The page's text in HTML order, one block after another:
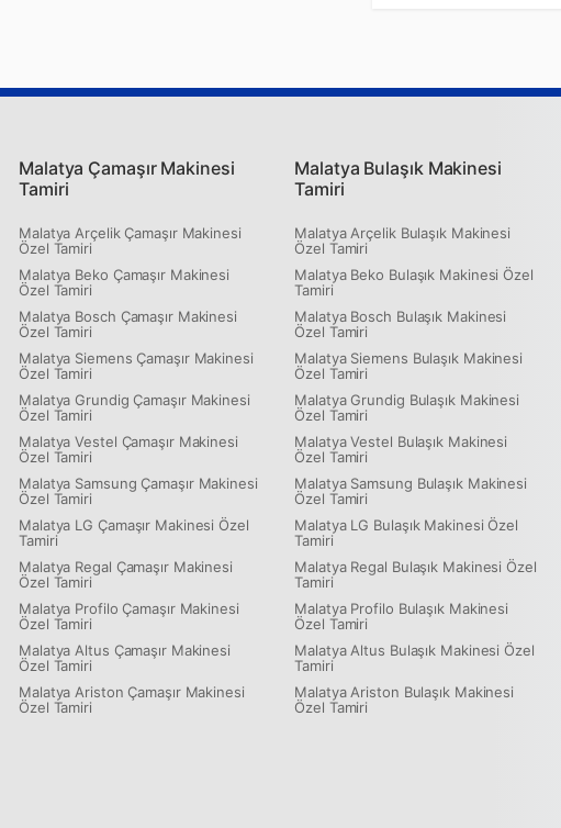
Malatya Çamaşır Makinesi
Tamiri
Malatya Arçelik Çamaşır Makinesi
Özel Tamiri
Malatya Beko Çamaşır Makinesi
Özel Tamiri
Malatya Bosch Çamaşır Makinesi
Özel Tamiri
Malatya Siemens Çamaşır Makinesi
Özel Tamiri
Malatya Grundig Çamaşır Makinesi
Özel Tamiri
Malatya Vestel Çamaşır Makinesi
Özel Tamiri
Malatya Samsung Çamaşır Makinesi
Özel Tamiri
Malatya LG Çamaşır Makinesi Özel
Tamiri
Malatya Regal Çamaşır Makinesi
Özel Tamiri
Malatya Profilo Çamaşır Makinesi
Özel Tamiri
Malatya Altus Çamaşır Makinesi
Özel Tamiri
Malatya Ariston Çamaşır Makinesi
Özel Tamiri
Malatya Bulaşık Makinesi
Tamiri
Malatya Arçelik Bulaşık Makinesi
Özel Tamiri
Malatya Beko Bulaşık Makinesi Özel
Tamiri
Malatya Bosch Bulaşık Makinesi
Özel Tamiri
Malatya Siemens Bulaşık Makinesi
Özel Tamiri
Malatya Grundig Bulaşık Makinesi
Özel Tamiri
Malatya Vestel Bulaşık Makinesi
Özel Tamiri
Malatya Samsung Bulaşık Makinesi
Özel Tamiri
Malatya LG Bulaşık Makinesi Özel
Tamiri
Malatya Regal Bulaşık Makinesi Özel
Tamiri
Malatya Profilo Bulaşık Makinesi
Özel Tamiri
Malatya Altus Bulaşık Makinesi Özel
Tamiri
Malatya Ariston Bulaşık Makinesi
Özel Tamiri